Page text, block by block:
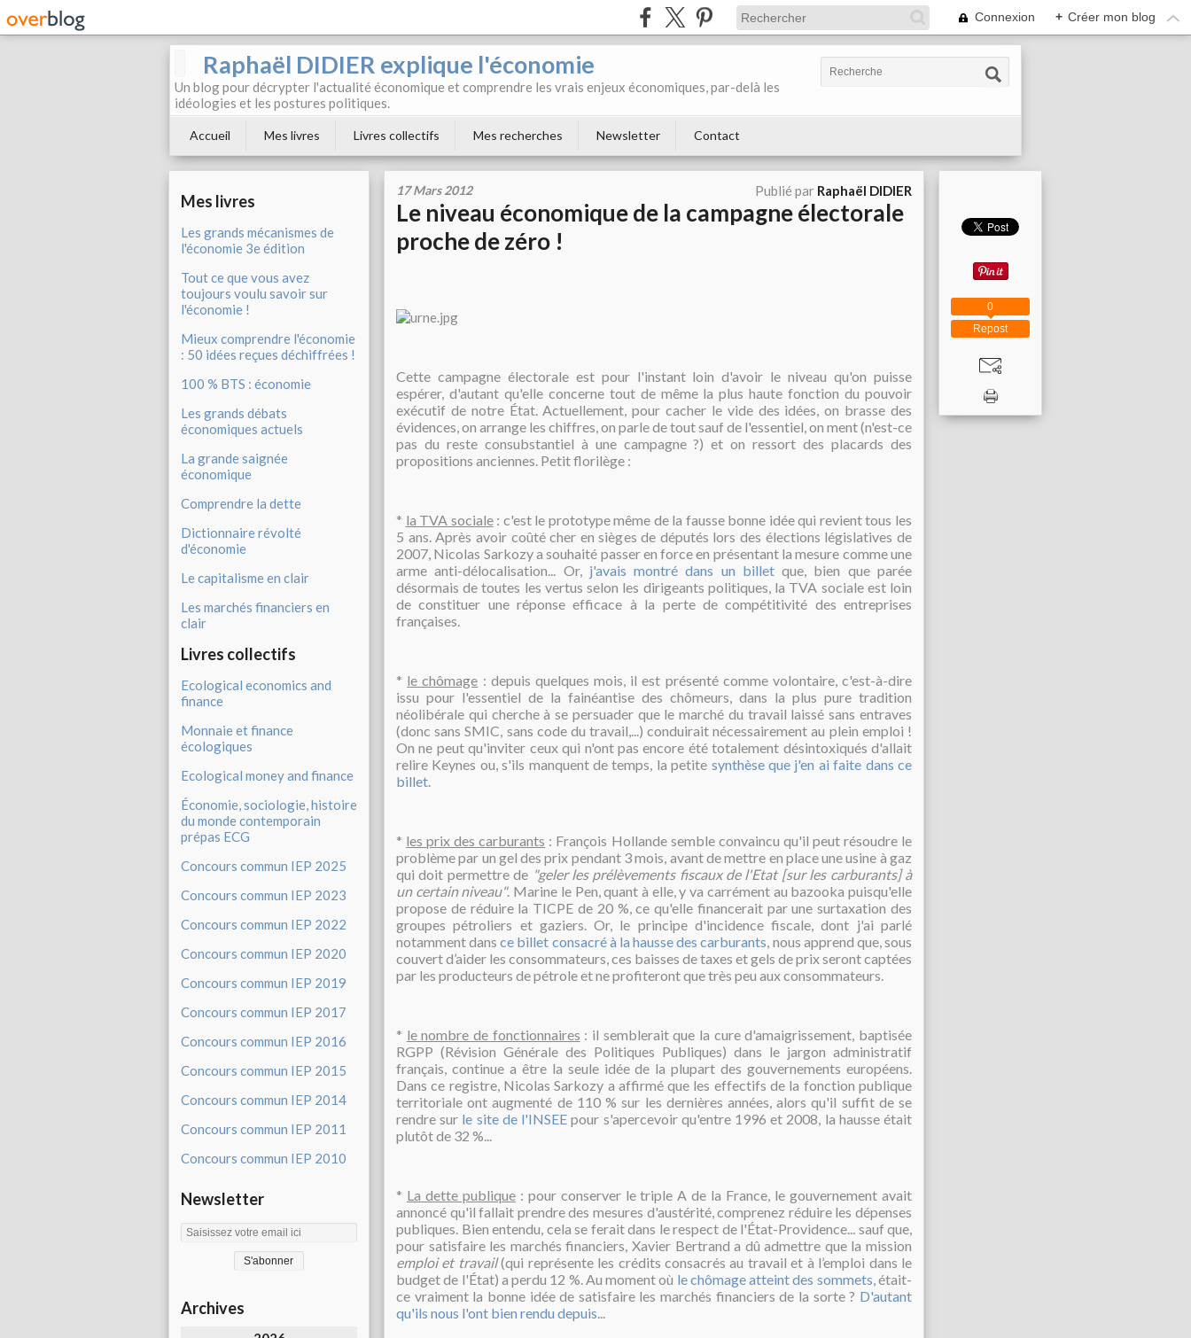
Connexion + Créer mon blog
Raphaël DIDIER explique l'économie
Un blog pour décrypter l'actualité économique et comprendre les vrais enjeux économiques, par-delà les
idéologies et les postures politiques.
Accueil Mes livres Livres collectifs Mes recherches Newsletter Contact
Mes livres
Les grands mécanismes de
l'économie 3e édition
Tout ce que vous avez
toujours voulu savoir sur
l'économie !
Mieux comprendre l'économie
: 50 idées reçues déchiffrées !
100 % BTS : économie
Les grands débats
économiques actuels
La grande saignée
économique
Comprendre la dette
Dictionnaire révolté
d'économie
Le capitalisme en clair
Les marchés financiers en
clair
Livres collectifs
Ecological economics and
finance
Monnaie et finance
écologiques
Ecological money and finance
Économie, sociologie, histoire
du monde contemporain
prépas ECG
Concours commun IEP 2025
Concours commun IEP 2023
Concours commun IEP 2022
Concours commun IEP 2020
Concours commun IEP 2019
Concours commun IEP 2017
Concours commun IEP 2016
Concours commun IEP 2015
Concours commun IEP 2014
Concours commun IEP 2011
Concours commun IEP 2010
Newsletter
Archives
17 Mars 2012 Publié par Raphaël DIDIER
Le niveau économique de la campagne électorale
proche de zéro !
Cette campagne électorale est pour l'instant loin d'avoir le niveau qu'on puisse
espérer, d'autant qu'elle concerne tout de même la plus haute fonction du pouvoir
exécutif de notre État. Actuellement, pour cacher le vide des idées, on brasse des
évidences, on arrange les chiffres, on parle de tout sauf de l'essentiel, on ment (n'est-ce
pas du reste consubstantiel à une campagne ?) et on ressort des placards des
propositions anciennes. Petit florilège :
* la TVA sociale: c'est le prototype même de la fausse bonne idée qui revient tous les
5 ans. Après avoir coûté cher en sièges de députés lors des élections législatives de
2007, Nicolas Sarkozy a souhaité passer en force en présentant la mesure comme une
arme anti-délocalisation... Or, j'avais montré dans un billetque, bien que parée
désormais de toutes les vertus selon les dirigeants politiques, la TVA sociale est loin
de constituer une réponse efficace à la perte de compétitivité des entreprises
françaises.
* le chômage : depuis quelques mois, il est présenté comme volontaire, c'est-à-dire
issu pour l'essentiel de la fainéantise des chômeurs, dans la plus pure tradition
néolibérale qui cherche à se persuader que le marché du travail laissé sans entraves
(donc sans SMIC, sans code du travail,...) conduirait nécessairement au plein emploi !
On ne peut qu'inviter ceux qui n'ont pas encore été totalement désintoxiqués d'allait
relire Keynes ou, s'ils manquent de temps, la petite synthèse que j'en ai faite dans ce
billet.
* les prix des carburants : François Hollande semble convaincu qu'il peut résoudre le
problème par un gel des prix pendant 3 mois, avant de mettre en place une usine à gaz
qui doit permettre de "geler les prélèvements fiscaux de l'Etat [sur les carburants] à
un certain niveau". Marine le Pen, quant à elle, y va carrément au bazooka puisqu'elle
propose de réduire la TICPE de 20 %, ce qu'elle financerait par une surtaxation des
groupes pétroliers et gaziers. Or, le principe d'incidence fiscale, dont j'ai parlé
notamment dansce billet consacré à la hausse des carburants, nous apprend que, sous
couvert d’aider les consommateurs, ces baisses de taxes et gels de prix seront captées
par les producteurs de pétrole et ne profiteront que très peu aux consommateurs.
* le nombre de fonctionnaires : il semblerait que la cure d'amaigrissement, baptisée
RGPP (Révision Générale des Politiques Publiques) dans le jargon administratif
français, continue a être la seule idée de la plupart des gouvernements européens.
Dans ce registre, Nicolas Sarkozy a affirmé que les effectifs de la fonction publique
territoriale ont augmenté de 110 % sur les dernières années, alors qu'il suffit de se
rendre sur le site de l'INSEE pour s'apercevoir qu'entre 1996 et 2008, la hausse était
plutôt de 32 %...
* La dette publique: pour conserver le triple A de la France, le gouvernement avait
annoncé qu'il fallait prendre des mesures d'austérité, comprenez réduire les dépenses
publiques. Bien entendu, cela se ferait dans le respect de l'État-Providence... sauf que,
pour satisfaire les marchés financiers, Xavier Bertrand a dû admettre que la mission
emploi et travail(qui représente les crédits consacrés au travail et à l’emploi dans le
budget de l'État) a perdu 12 %. Au moment où le chômage atteint des sommets, était-
ce vraiment la bonne idée de satisfaire les marchés financiers de la sorte ? D'autant
qu'ils nous l'ont bien rendu depuis...
Repost
0